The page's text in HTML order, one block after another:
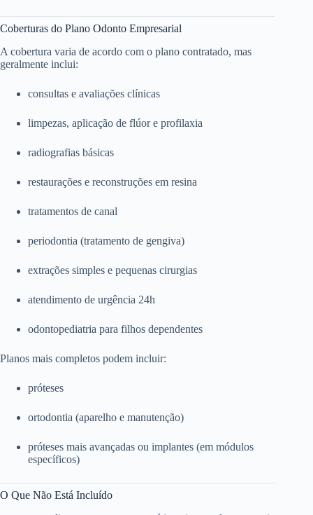
Coberturas do Plano Odonto Empresarial
A cobertura varia de acordo com o plano contratado, mas
geralmente inclui:
consultas e avaliações clínicas
limpezas, aplicação de flúor e profilaxia
radiografias básicas
restaurações e reconstruções em resina
tratamentos de canal
periodontia (tratamento de gengiva)
extrações simples e pequenas cirurgias
atendimento de urgência 24h
odontopediatria para filhos dependentes
Planos mais completos podem incluir:
próteses
ortodontia (aparelho e manutenção)
próteses mais avançadas ou implantes (em módulos
específicos)
O Que Não Está Incluído